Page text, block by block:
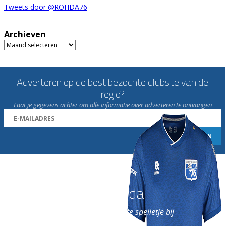
Tweets door @ROHDA76
Archieven
Archieven
Adverteren op de best bezochte clubsite van de
regio?
Laat je gegevens achter om alle informatie over adverteren te ontvangen
Word nu lid van Rohda
en geniet iedere week van het leukste spelletje bij